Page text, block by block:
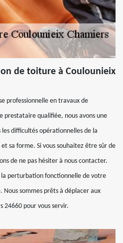
de toiture à Coulounieix
professionnelle en travaux de
qualifiée, nous avons une
difficultés opérationnelles de la
sa forme. Si vous souhaitez être sûr de
de ne pas hésiter à nous contacter.
la perturbation fonctionnelle de votre
Nous sommes prêts à déplacer aux
24660 pour vous servir.